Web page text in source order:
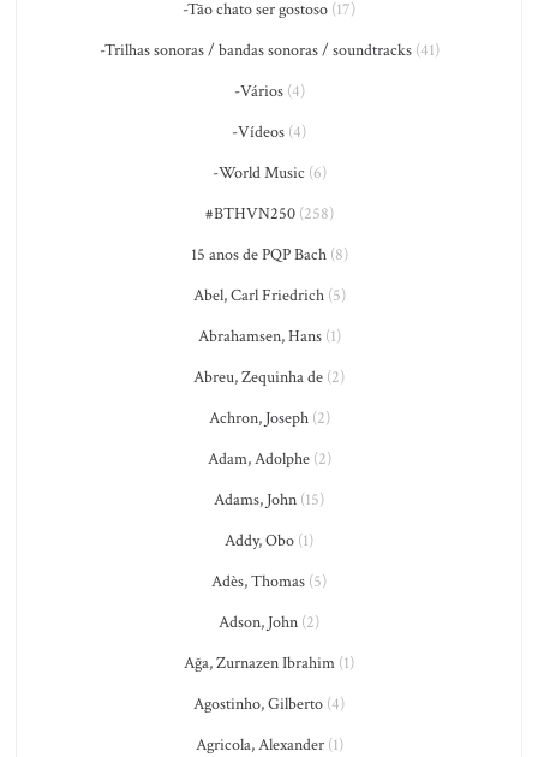
-Tão chato ser gostoso (17)
-Trilhas sonoras / bandas sonoras / soundtracks(41)
-Vários(4)
-Vídeos (4)
-World Music (6)
#BTHVN250(258)
15 anos de PQP Bach(8)
Abel, Carl Friedrich(5)
Abrahamsen, Hans(1)
Abreu, Zequinha de (2)
Achron, Joseph(2)
Adam, Adolphe(2)
Adams, John (15)
Addy, Obo (1)
Adès, Thomas (5)
Adson, John (2)
Ağa, Zurnazen Ibrahim (1)
Agostinho, Gilberto (4)
Agricola, Alexander(1)